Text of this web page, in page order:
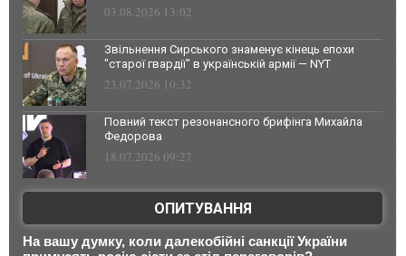
03.08.2026 13:02
Звільнення Сирського знаменує кінець епохи
"старої гвардії" в українській армії — NYT
23.07.2026 10:32
Повний текст резонансного брифінга Михайла
Федорова
18.07.2026 09:27
ОПИТУВАННЯ
На вашу думку, коли далекобійні санкції України